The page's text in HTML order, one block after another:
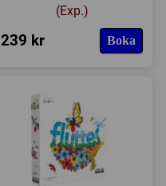
(Exp.)
239 kr Boka